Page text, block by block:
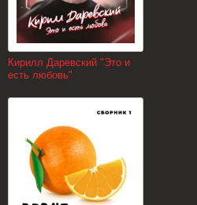
Кирилл Даревский "Это и
есть любовь"